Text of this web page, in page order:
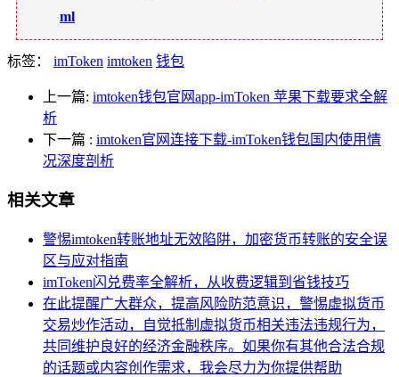
ml
标签： imToken imtoken 钱包
上一篇: imtoken钱包官网app-imToken 苹果下载要求全解
析
下一篇 : imtoken官网连接下载-imToken钱包国内使用情
况深度剖析
相关文章
警惕imtoken转账地址无效陷阱，加密货币转账的安全误
区与应对指南
imToken闪兑费率全解析，从收费逻辑到省钱技巧
在此提醒广大群众，提高风险防范意识，警惕虚拟货币
交易炒作活动，自觉抵制虚拟货币相关违法违规行为，
共同维护良好的经济金融秩序。如果你有其他合法合规
的话题或内容创作需求，我会尽力为你提供帮助